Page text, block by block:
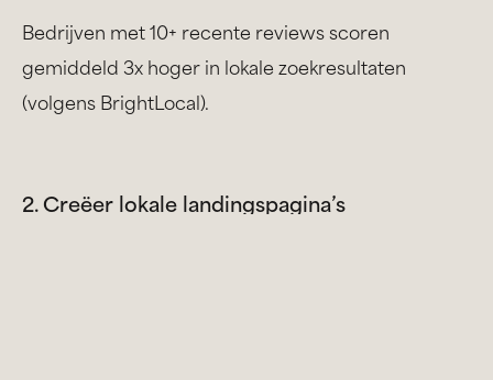
Bedrijven met 10+ recente reviews scoren
gemiddeld 3x hoger in lokale zoekresultaten
(volgens BrightLocal).
2. Creëer lokale landingspagina’s